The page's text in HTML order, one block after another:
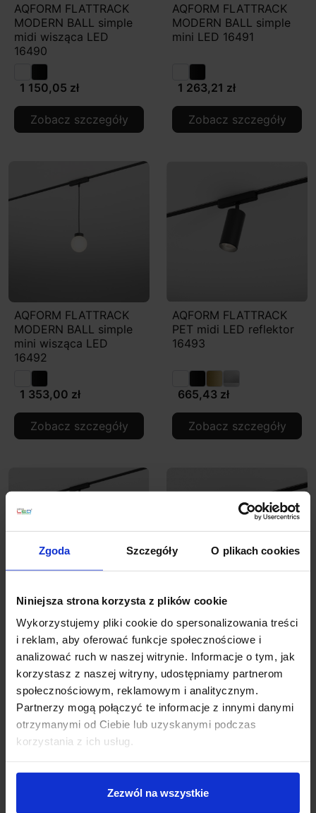
Zgoda Szczegóły O plikach cookies
Niniejsza strona korzysta z plików cookie
Wykorzystujemy pliki cookie do spersonalizowania treści
i reklam, aby oferować funkcje społecznościowe i
analizować ruch w naszej witrynie. Informacje o tym, jak
korzystasz z naszej witryny, udostępniamy partnerom
społecznościowym, reklamowym i analitycznym.
Partnerzy mogą połączyć te informacje z innymi danymi
otrzymanymi od Ciebie lub uzyskanymi podczas
korzystania z ich usług.
Zezwól na wszystkie
AQFORM FLATTRACK
MODERN BALL simple
midi wisząca LED
16490
1 150,05 zł
Zobacz szczegóły
AQFORM FLATTRACK
MODERN BALL simple
mini LED 16491
1 263,21 zł
Zobacz szczegóły
AQFORM FLATTRACK
MODERN BALL simple
mini wisząca LED
16492
1 353,00 zł
Zobacz szczegóły
AQFORM FLATTRACK
PET midi LED reflektor
16493
665,43 zł
Zobacz szczegóły
AQFORM FLATTRACK
PET mini LED wiszący
16494
706,02 zł
Zobacz szczegóły
AQFORM FLATTRACK
PET reflektor mini LED
16495
644,52 zł
Zobacz szczegóły